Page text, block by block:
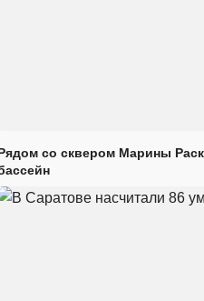
со сквером Марины